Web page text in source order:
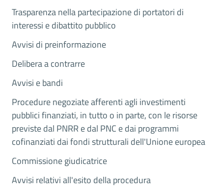
Trasparenza nella partecipazione di portatori di
interessi e dibattito pubblico
Avvisi di preinformazione
Delibera a contrarre
Avvisi e bandi
Procedure negoziate afferenti agli investimenti
pubblici finanziati, in tutto o in parte, con le risorse
previste dal PNRR e dal PNC e dai programmi
cofinanziati dai fondi strutturali dell'Unione europea
Commissione giudicatrice
Avvisi relativi all'esito della procedura